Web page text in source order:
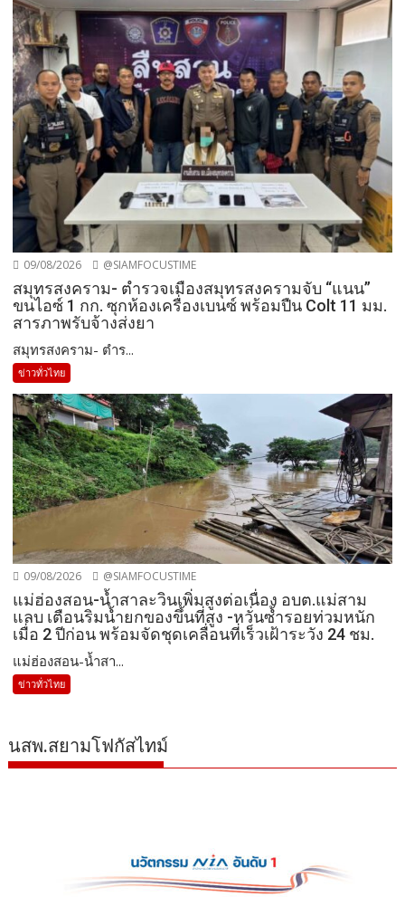
09/08/2026 @SIAMFOCUSTIME
สมุทรสงคราม- ตำรวจเมืองสมุทรสงครามจับ “แนน”
ขนไอซ์ 1 กก. ซุกห้องเครื่องเบนซ์ พร้อมปืน Colt 11 มม.
สารภาพรับจ้างส่งยา
สมุทรสงคราม- ตำร...
ข่าวทั่วไทย
09/08/2026 @SIAMFOCUSTIME
แม่ฮ่องสอน-น้ำสาละวินเพิ่มสูงต่อเนื่อง อบต.แม่สาม
แลบ เตือนริมน้ำยกของขึ้นที่สูง -หวั่นซ้ำรอยท่วมหนัก
เมื่อ 2 ปีก่อน พร้อมจัดชุดเคลื่อนที่เร็วเฝ้าระวัง 24 ชม.
แม่ฮ่องสอน-น้ำสา...
ข่าวทั่วไทย
นสพ.สยามโฟกัสไทม์